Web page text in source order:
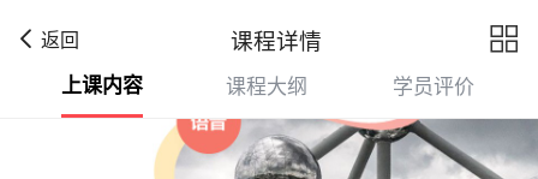
返回 课程详情 
上课内容 课程大纲 学员评价